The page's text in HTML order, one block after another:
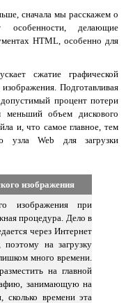
сначала мы расскажем о
делающие
HTML, особенно для
сжатие графической
Подготавливая
процент потери
меньший объем дискового
и, что самое главное, тем
узлаWeb для загрузки
изображения
изображения при
процедура. Дело в
через Интернет
на загрузку
много времени.
на главной
занимающую на
времени эта